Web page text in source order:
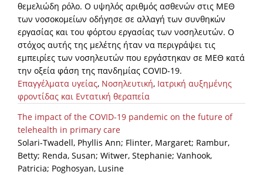
θεμελιώδη ρόλο. Ο υψηλός αριθμός ασθενών στις ΜΕΘ
των νοσοκομείων οδήγησε σε αλλαγή των συνθηκών
εργασίας και του φόρτου εργασίας των νοσηλευτών. Ο
στόχος αυτής της μελέτης ήταν να περιγράψει τις
εμπειρίες των νοσηλευτών που εργάστηκαν σε ΜΕΘ κατά
την οξεία φάση της πανδημίας COVID-19.
Επαγγέλματα υγείας, Νοσηλευτική, Ιατρική αυξημένης
φροντίδας και Εντατική θεραπεία
The impact of the COVID-19 pandemic on the future of
telehealth in primary care
Solari-Twadell, Phyllis Ann; Flinter, Margaret; Rambur,
Betty; Renda, Susan; Witwer, Stephanie; Vanhook,
Patricia; Poghosyan, Lusine